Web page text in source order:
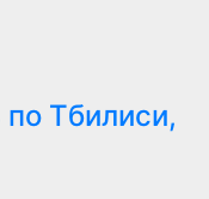
по Тбилиси,